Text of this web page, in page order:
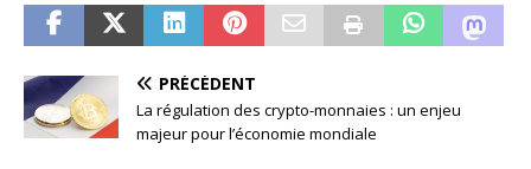
PRÉCÉDENT
La régulation des crypto-monnaies : un enjeu
majeur pour l’économie mondiale